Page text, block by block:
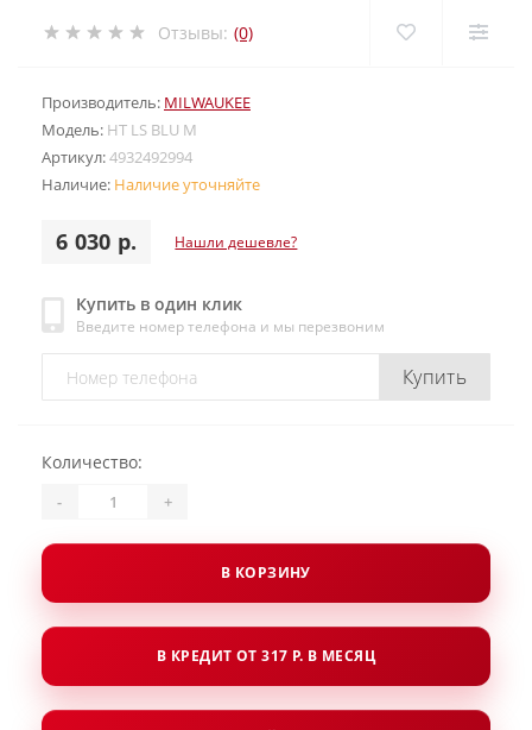
Отзывы: (0)
Производитель: MILWAUKEE
Модель: HT LS BLU M
Артикул:4932492994
Наличие: Наличие уточняйте
6 030 р. Нашли дешевле?
Купить в один клик
Введите номер телефона и мы перезвоним
Купить
Количество:
- +
В КОРЗИНУ
В КРЕДИТ ОТ 317 Р. В МЕСЯЦ